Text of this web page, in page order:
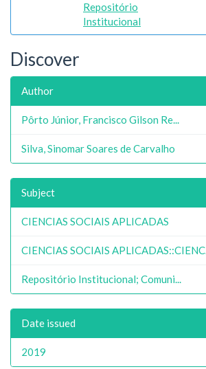
Repositório
Institucional
Discover
Author
Pôrto Júnior, Francisco Gilson Re...
Silva, Sinomar Soares de Carvalho
Subject
CIENCIAS SOCIAIS APLICADAS
CIENCIAS SOCIAIS APLICADAS::CIENC...
Repositório Institucional; Comuni...
Date issued
2019